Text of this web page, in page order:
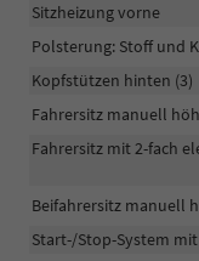
Sitzheizung vorne
Polsterung: Stoff und
Kopfstützen hinten (3)
Fahrersitz manuell
Fahrersitz mit 2-fach
Beifahrersitz manuell
Start-/Stop-System